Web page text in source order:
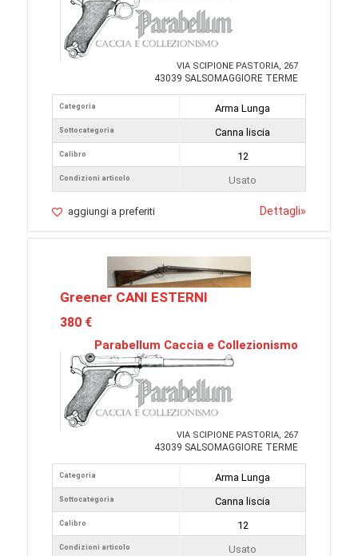
VIA SCIPIONE PASTORIA, 267
43039 SALSOMAGGIORE TERME
Categoria
Sottocategoria
Calibro
Condizioni articolo
Arma Lunga
Canna liscia
12
Usato
aggiungi a preferiti Dettagli»
Greener CANI ESTERNI
380 €
Parabellum Caccia e Collezionismo
VIA SCIPIONE PASTORIA, 267
43039 SALSOMAGGIORE TERME
Categoria
Sottocategoria
Calibro
Condizioni articolo
Arma Lunga
Canna liscia
12
Usato